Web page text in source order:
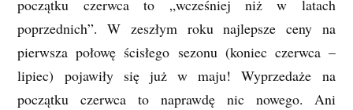
początku czerwca to „wcześniej niż w latach
poprzednich”. W zeszłym roku najlepsze ceny na
pierwsza połowę ścisłego sezonu (koniec czerwca –
lipiec) pojawiły się już w maju! Wyprzedaże na
początku czerwca to naprawdę nic nowego. Ani